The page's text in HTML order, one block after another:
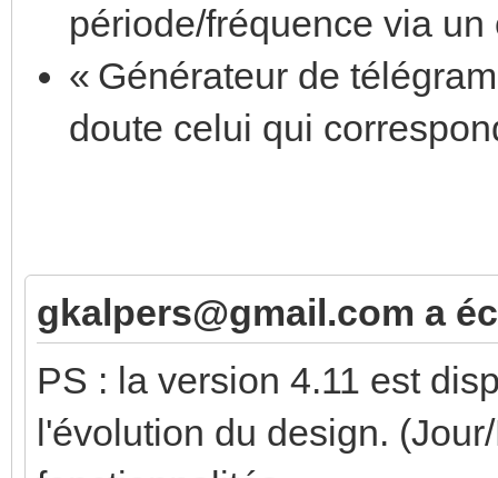
période/fréquence via
« Générateur de
doute celui qui
gkalpers@gmail.com a
PS : la version 4.11 est
l'évolution du design.